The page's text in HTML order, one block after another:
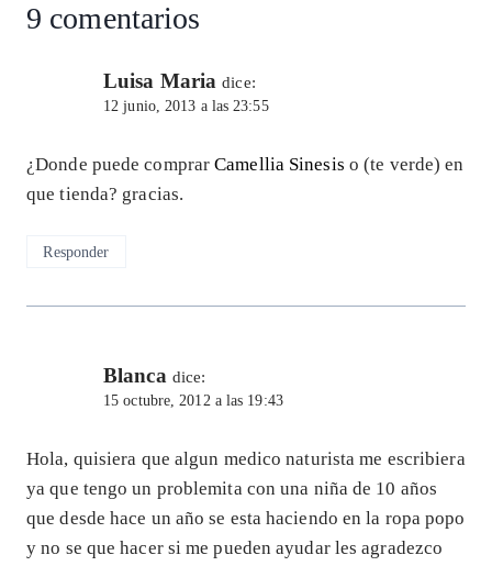
9 comentarios
Luisa Maria dice:
12 junio, 2013 a las 23:55
¿Donde puede comprarCamellia Sinesis o (te verde) en
que tienda? gracias.
Responder
Blanca dice:
15 octubre, 2012 a las 19:43
Hola, quisiera que algun medico naturista me escribiera
ya que tengo un problemita con una niña de 10 años
que desde hace un año se esta haciendo en la ropa popo
y no se que hacer si me pueden ayudar les agradezco